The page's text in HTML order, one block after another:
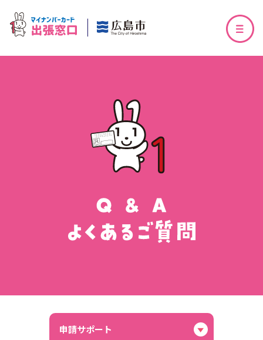
出張申請サポート
訪問型出張申請受付
（カードをはじめて作る方）
（カードを更新される方）
マイナンバーカードの安全性
申請サポート